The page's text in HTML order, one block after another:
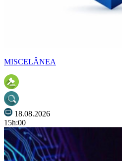
MISCELÂNEA
18.08.2026
15h:00